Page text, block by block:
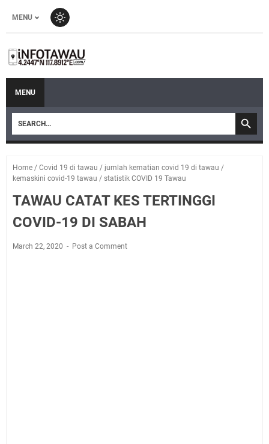
MENU
MENU
Home / Covid 19 di tawau / jumlah kematian covid 19 di tawau /
kemaskini covid-19 tawau / statistik COVID 19 Tawau
TAWAU CATAT KES TERTINGGI
COVID-19 DI SABAH
March 22, 2020 Post a Comment